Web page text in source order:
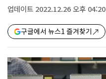
업데이트 2022.12.26 오후 04:20
구글에서 뉴스1 즐겨찾기